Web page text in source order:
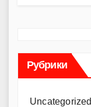
Рубрики
Uncategorized